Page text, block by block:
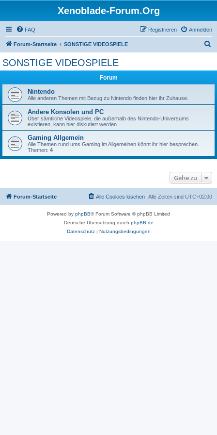
Xenoblade-Forum.Org
FAQ Anmelden
Registrieren
Forum-Startseite SONSTIGE VIDEOSPIELE
SONSTIGE VIDEOSPIELE
Forum
Nintendo
Alle anderen Themen mit Bezug zu Nintendo finden hier ihr Zuhause.
Andere Konsolen und PC
Über sämtliche Videospiele, die außerhalb des Nintendo-Universums
existieren, kann hier diskutiert werden.
Gaming Allgemein
Alle Themen rund ums Gaming im Allgemeinen könnt ihr hier besprechen.
Themen: 4
Gehe zu
Forum-Startseite Alle Zeiten sind UTC+02:00
Alle Cookies löschen
Powered by phpBB® Forum Software © phpBB Limited
Deutsche Übersetzung durch phpBB.de
Datenschutz| Nutzungsbedingungen